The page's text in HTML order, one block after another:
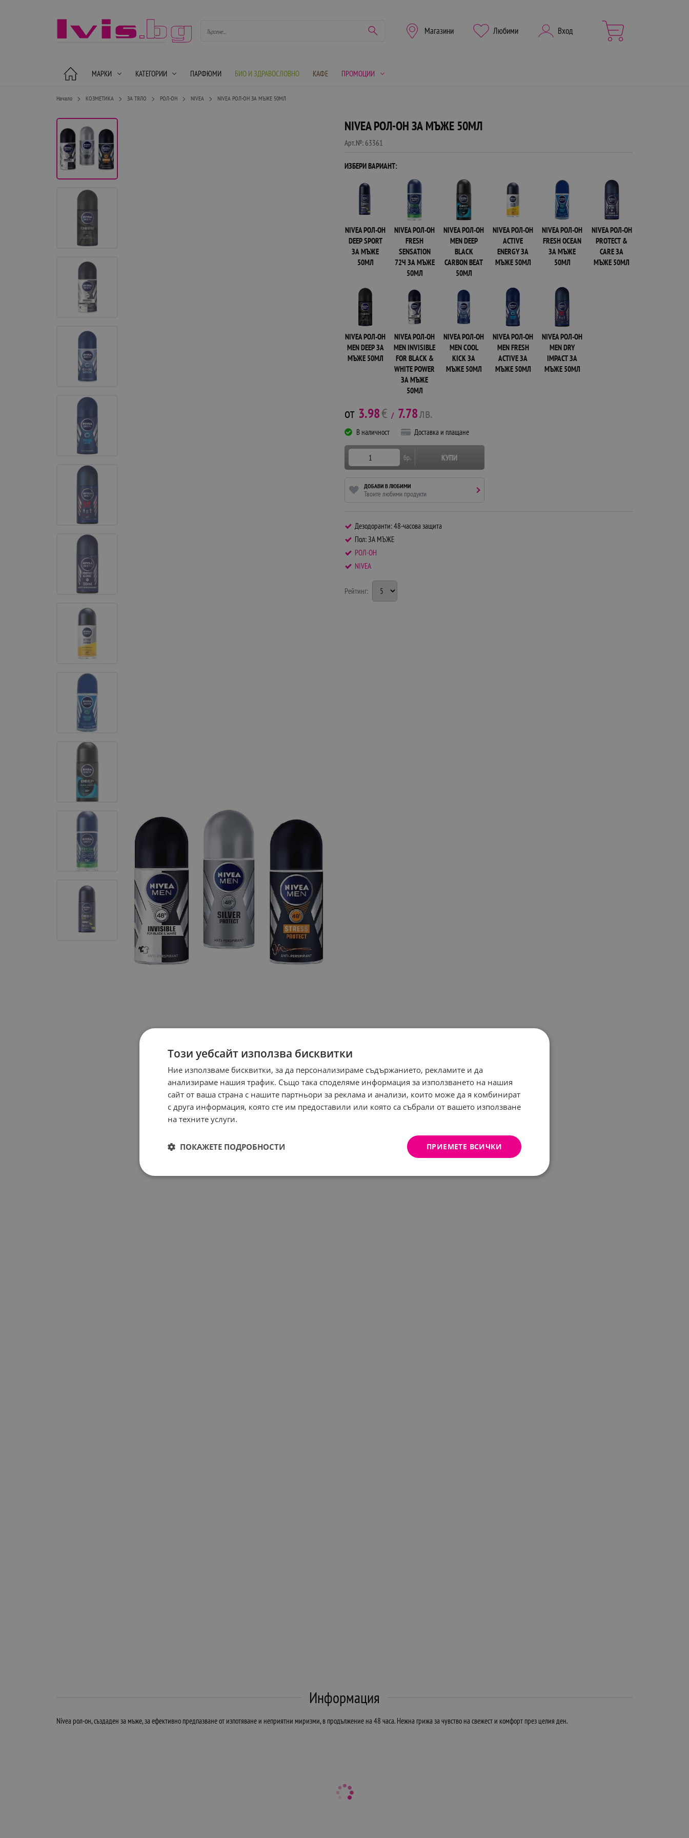
Магазини Любими Вход
КАТЕГОРИИ ПАРФЮМИ БИО И ЗДРАВОСЛОВНО КАФЕ ПРОМОЦИИ
МАРКИ
Начало КОЗМЕТИКА ЗА ТЯЛО РОЛ-ОН NIVEA NIVEA РОЛ-ОН ЗА МЪЖЕ 50МЛ
NIVEA РОЛ-ОН ЗА МЪЖЕ 50МЛ
Арт.№: 63361
ИЗБЕРИ ВАРИАНТ:
NIVEA РОЛ-ОН
DEEP SPORT
ЗА МЪЖЕ
50МЛ
NIVEA РОЛ-ОН
FRESH
SENSATION
72Ч ЗА МЪЖЕ
50МЛ
NIVEA РОЛ-ОН
MEN DEEP
BLACK
CARBON BEAT
50МЛ
NIVEA РОЛ-ОН
ACTIVE
ENERGY ЗА
МЪЖЕ 50МЛ
NIVEA РОЛ-ОН
FRESH OCEAN
ЗА МЪЖЕ
50МЛ
NIVEA РОЛ-ОН
PROTECT &
CARE ЗА
МЪЖЕ 50МЛ
NIVEA РОЛ-ОН
MEN DEEP ЗА
МЪЖЕ 50МЛ
NIVEA РОЛ-ОН
MEN INVISIBLE
FOR BLACK &
WHITE POWER
ЗА МЪЖЕ
50МЛ
NIVEA РОЛ-ОН
MEN COOL
KICK ЗА
МЪЖЕ 50МЛ
NIVEA РОЛ-ОН
MEN FRESH
ACTIVE ЗА
МЪЖЕ 50МЛ
NIVEA РОЛ-ОН
MEN DRY
IMPACT ЗА
МЪЖЕ 50МЛ
3.98€ / 7.78лв.
В наличност Доставка и плащане
бр. КУПИ
ДОБАВИ В ЛЮБИМИ
Твоите любими продукти
Дезодоранти: 48-часова защита
Пол: ЗА МЪЖЕ
РОЛ-ОН
NIVEA
Рейтинг:
Информация
Nivea рол-он, създаден за мъже, за ефективно предпазване от изпотяване и неприятни миризми, в продължение на 48 часа. Нежна грижа за чувство на свежест и комфорт през целия ден.
Този уебсайт използва бисквитки
Ние използваме бисквитки, за да персонализираме съдържанието, рекламите и да
анализираме нашия трафик. Също така споделяме информация за използването на нашия
сайт от ваша страна с нашите партньори за реклама и анализи, които може да я комбинират
с друга информация, която сте им предоставили или която са събрали от вашето използване
на техните услуги.
ПРИЕМЕТЕ ВСИЧКИ
ПОКАЖЕТЕ ПОДРОБНОСТИ